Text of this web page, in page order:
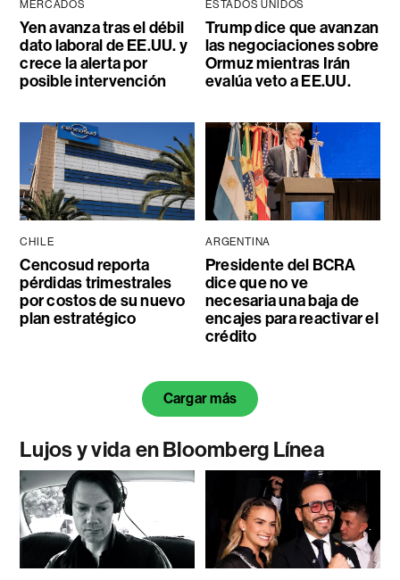
MERCADOS
Yen avanza tras el débil
dato laboral de EE.UU. y
crece la alerta por
posible intervención
ESTADOS UNIDOS
Trump dice que avanzan
las negociaciones sobre
Ormuz mientras Irán
evalúa veto a EE.UU.
CHILE
Cencosud reporta
pérdidas trimestrales
por costos de su nuevo
plan estratégico
ARGENTINA
Presidente del BCRA
dice que no ve
necesaria una baja de
encajes para reactivar el
crédito
Cargar más
Lujos y vida en Bloomberg Línea